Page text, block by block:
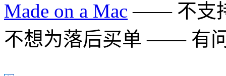
Made on a Mac —— 不支
不想为落后买单 —— 有